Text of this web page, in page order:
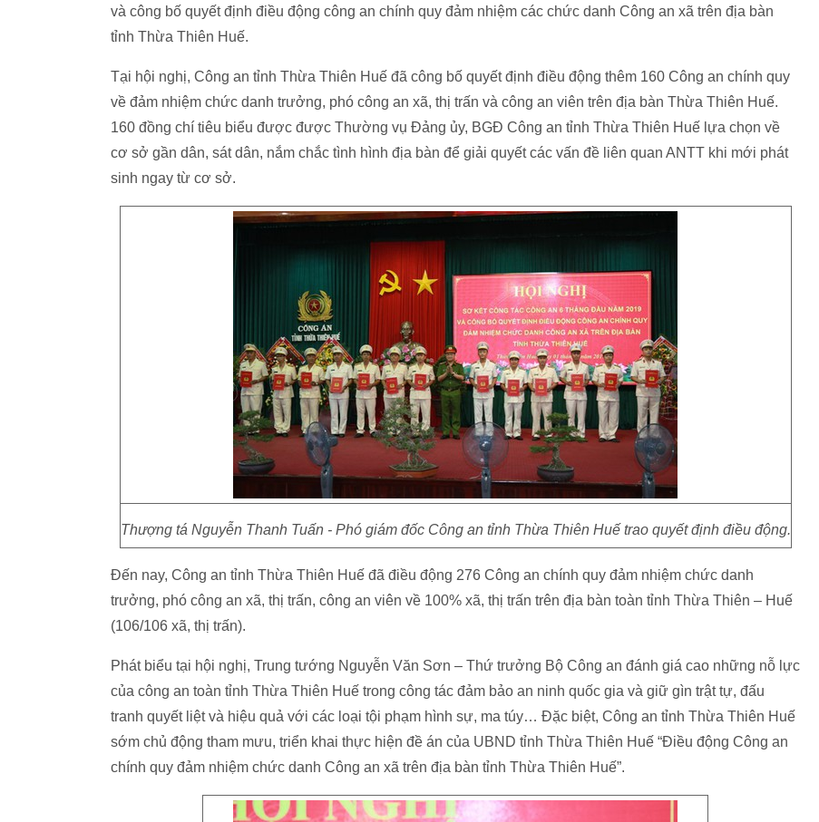
và công bố quyết định điều động công an chính quy đảm nhiệm các chức danh Công an xã trên địa bàn
tỉnh Thừa Thiên Huế.
Tại hội nghị, Công an tỉnh Thừa Thiên Huế đã công bố quyết định điều động thêm 160 Công an chính quy
về đảm nhiệm chức danh trưởng, phó công an xã, thị trấn và công an viên trên địa bàn Thừa Thiên Huế.
160 đồng chí tiêu biểu được được Thường vụ Đảng ủy, BGĐ Công an tỉnh Thừa Thiên Huế lựa chọn về
cơ sở gần dân, sát dân, nắm chắc tình hình địa bàn để giải quyết các vấn đề liên quan ANTT khi mới phát
sinh ngay từ cơ sở.
Thượng tá Nguyễn Thanh Tuấn - Phó giám đốc Công an tỉnh Thừa Thiên Huế trao quyết định điều động.
Đến nay, Công an tỉnh Thừa Thiên Huế đã điều động 276 Công an chính quy đảm nhiệm chức danh
trưởng, phó công an xã, thị trấn, công an viên về 100% xã, thị trấn trên địa bàn toàn tỉnh Thừa Thiên – Huế
(106/106 xã, thị trấn).
Phát biểu tại hội nghị, Trung tướng Nguyễn Văn Sơn – Thứ trưởng Bộ Công an đánh giá cao những nỗ lực
của công an toàn tỉnh Thừa Thiên Huế trong công tác đảm bảo an ninh quốc gia và giữ gìn trật tự, đấu
tranh quyết liệt và hiệu quả với các loại tội phạm hình sự, ma túy… Đặc biệt, Công an tỉnh Thừa Thiên Huế
sớm chủ động tham mưu, triển khai thực hiện đề án của UBND tỉnh Thừa Thiên Huế “Điều động Công an
chính quy đảm nhiệm chức danh Công an xã trên địa bàn tỉnh Thừa Thiên Huế”.